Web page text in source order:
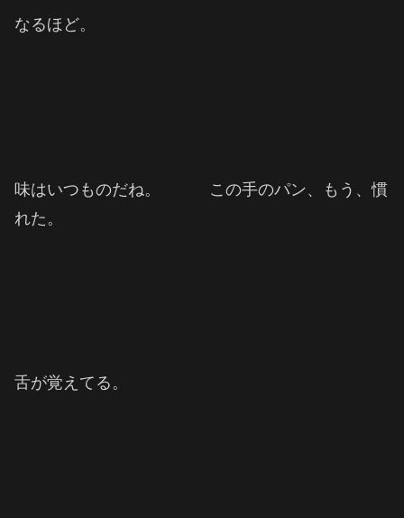
なるほど。
味はいつものだね。 この手のパン、もう、慣
れた。
舌が覚えてる。